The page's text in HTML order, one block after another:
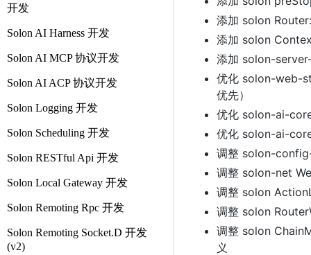
开发
Solon AI Harness 开发
Solon AI MCP 协议开发
Solon AI ACP 协议开发
Solon Logging 开发
Solon Scheduling 开发
Solon RESTful Api 开发
Solon Local Gateway 开发
Solon Remoting Rpc 开发
Solon Remoting Socket.D 开发
(v2)
添加 solon
添加 solon
添加 solon-
优化 solon-web-
优先）
优化 solon-ai-
优化 solon-ai-
调整 solon-
调整 solon-net
调整 solon
调整 solon
调整 solon
义